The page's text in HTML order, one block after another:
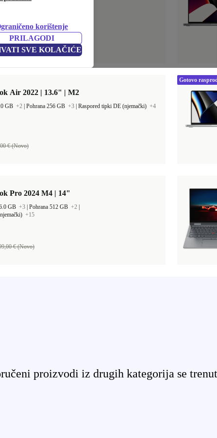
korištenje
PRILAGODI
SVE KOLAČIĆE
GB
engleski)
€ (Novo)
Air 2022 | 13.6" | M2
GB +2 Pohrana 256 GB +3 Raspored tipki DE (njemački) +4
€ (Novo)
Gotovo
Pro 2024 M4 | 14"
GB +3 Pohrana 512 GB +2
+15
€ (Novo)
proizvodi iz drugih kategorija se